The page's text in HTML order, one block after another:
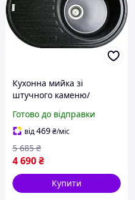
Кухонна мийка зі
штучного каменю/
мм, овальна ELLIPSIS
Adamant Чорний
(30690765495)
Готово до відправки
від469₴/міс
4 690₴
5 685 ₴
Купити